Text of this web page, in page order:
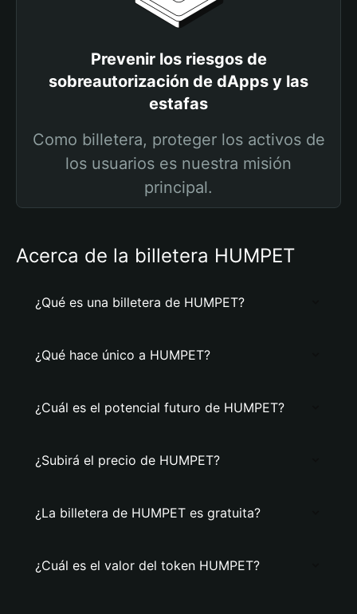
Prevenir los riesgos de
sobreautorización de dApps y las
estafas
Como billetera, proteger los activos de
los usuarios es nuestra misión
principal.
Acerca de la billetera HUMPET
¿Qué es una billetera de HUMPET?
¿Qué hace único a HUMPET?
¿Cuál es el potencial futuro de HUMPET?
¿Subirá el precio de HUMPET?
¿La billetera de HUMPET es gratuita?
¿Cuál es el valor del token HUMPET?